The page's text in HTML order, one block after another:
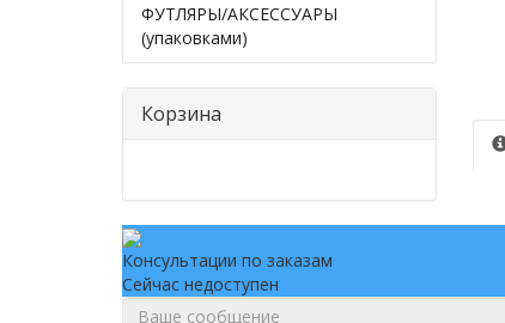
ФУТЛЯРЫ/АКСЕССУАРЫ
(упаковками)
Корзина
Консультации по заказам
Сейчас недоступен